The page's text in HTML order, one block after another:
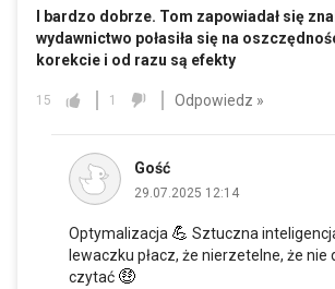
I bardzo dobrze. Tom zapowiadał się
wydawnictwo połasiła się na
korekcie i od razu są efekty
15 1 Odpowiedz »
Gość
29.07.2025 12:14
Optymalizacja 💪 Sztuczna
lewaczku płacz, że nierzetelne, że nie
czytać 🤑